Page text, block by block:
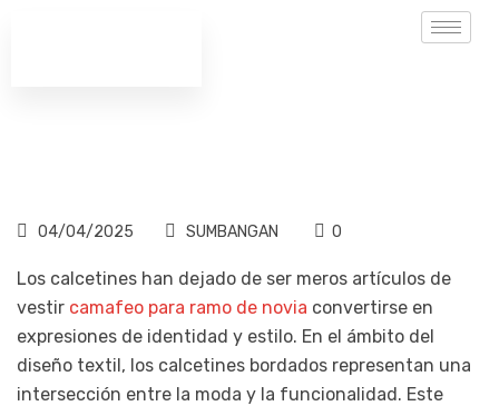
04/04/2025 SUMBANGAN 0
Los calcetines han dejado de ser meros artículos de
vestir camafeo para ramo de novia convertirse en
expresiones de identidad y estilo. En el ámbito del
diseño textil, los calcetines bordados representan una
intersección entre la moda y la funcionalidad. Este